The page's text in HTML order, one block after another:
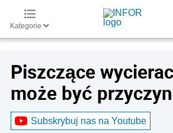
Kategorie
Piszczące
może być
Subskrybuj nas na Youtube